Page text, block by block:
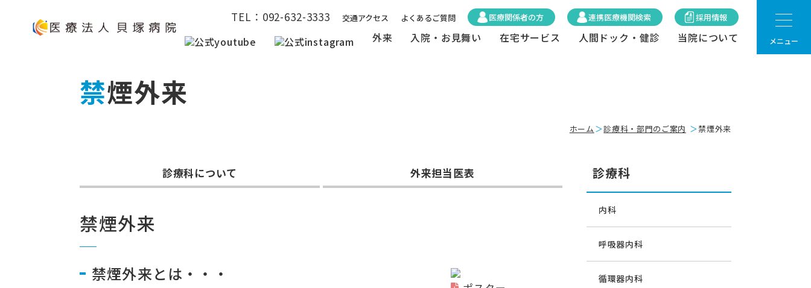
TEL： 092-632-3333 交通アクセス よくあるご質問 医療関係者の方 連携医療機関検索 採用情報
外来 入院・お見舞い 在宅サービス 人間ドック・健診 当院について メニュー
禁煙外来
ホーム 診療科・部門のご案内 禁煙外来
診療科について 外来担当医表
禁煙外来
禁煙外来とは・・・
診療科
内科
呼吸器内科
循環器内科